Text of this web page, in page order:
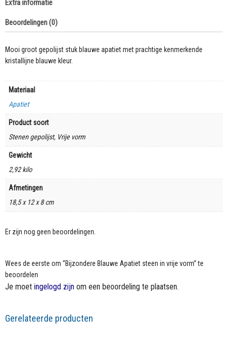
Extra informatie
Beoordelingen (0)
Mooi groot gepolijst stuk blauwe apatiet met prachtige kenmerkende
kristallijne blauwe kleur.
Materiaal
Apatiet
Product soort
Stenen gepolijst, Vrije vorm
Gewicht
2,92 kilo
Afmetingen
18,5 x 12 x 8 cm
Er zijn nog geen beoordelingen.
Wees de eerste om “Bijzondere Blauwe Apatiet steen in vrije vorm” te
beoordelen
Je moet ingelogd zijn om een beoordeling te plaatsen.
Gerelateerde producten